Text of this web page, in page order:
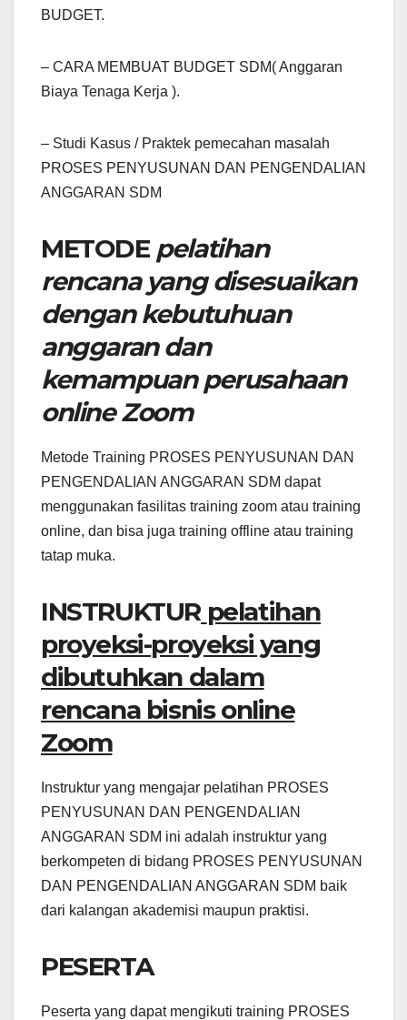
BUDGET.
– CARA MEMBUAT BUDGET SDM( Anggaran
Biaya Tenaga Kerja ).
– Studi Kasus / Praktek pemecahan masalah
PROSES PENYUSUNAN DAN PENGENDALIAN
ANGGARAN SDM
METODE pelatihan
rencana yang disesuaikan
dengan kebutuhuan
anggaran dan
kemampuan perusahaan
online Zoom
Metode Training PROSES PENYUSUNAN DAN
PENGENDALIAN ANGGARAN SDM dapat
menggunakan fasilitas training zoom atau training
online, dan bisa juga training offline atau training
tatap muka.
INSTRUKTUR pelatihan
proyeksi-proyeksi yang
dibutuhkan dalam
rencana bisnis online
Zoom
Instruktur yang mengajar pelatihan PROSES
PENYUSUNAN DAN PENGENDALIAN
ANGGARAN SDM ini adalah instruktur yang
berkompeten di bidang PROSES PENYUSUNAN
DAN PENGENDALIAN ANGGARAN SDM baik
dari kalangan akademisi maupun praktisi.
PESERTA
Peserta yang dapat mengikuti training PROSES